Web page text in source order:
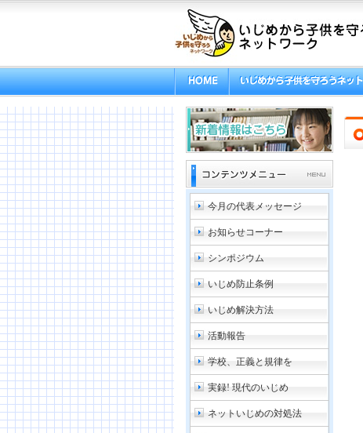
今月の代表メッセージ
お知らせコーナー
シンポジウム
いじめ防止条例
いじめ解決方法
活動報告
学校、正義と規律を
実録! 現代のいじめ
ネットいじめの対処法